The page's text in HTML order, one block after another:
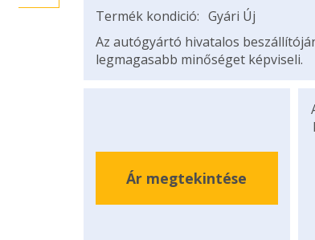
Termék kondició: Gyári Új
Az autógyártó hivatalos
legmagasabb minőséget képviseli.
Ár megtekintése